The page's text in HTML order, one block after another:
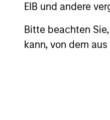
EIB und andere
Bitte beachten
kann, von dem